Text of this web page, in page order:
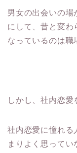
男女の出会いの場
にして、昔と変わ
なっているのは職
しかし、社内恋愛
社内恋愛に憧れる
まりよく思って